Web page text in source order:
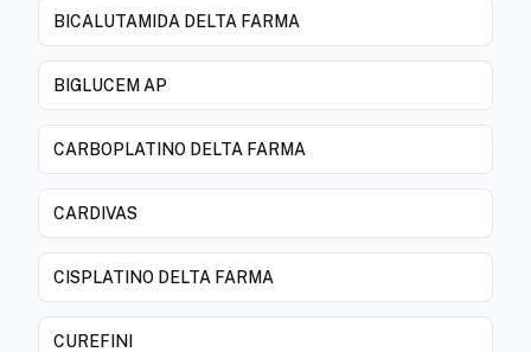
BICALUTAMIDA DELTA FARMA
BIGLUCEM AP
CARBOPLATINO DELTA FARMA
CARDIVAS
CISPLATINO DELTA FARMA
CUREFINI